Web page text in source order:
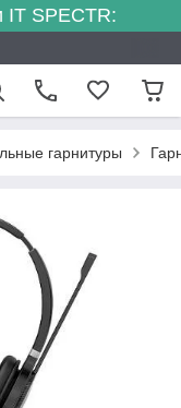
IT SPECTR:
гарнитуры